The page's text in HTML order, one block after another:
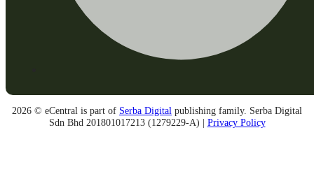
2026 © eCentral is part of Serba Digital publishing family. Serba Digital
Sdn Bhd 201801017213 (1279229-A) | Privacy Policy